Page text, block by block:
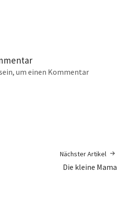
um einen Kommentar
Nächster Artikel
Die kleine Mama